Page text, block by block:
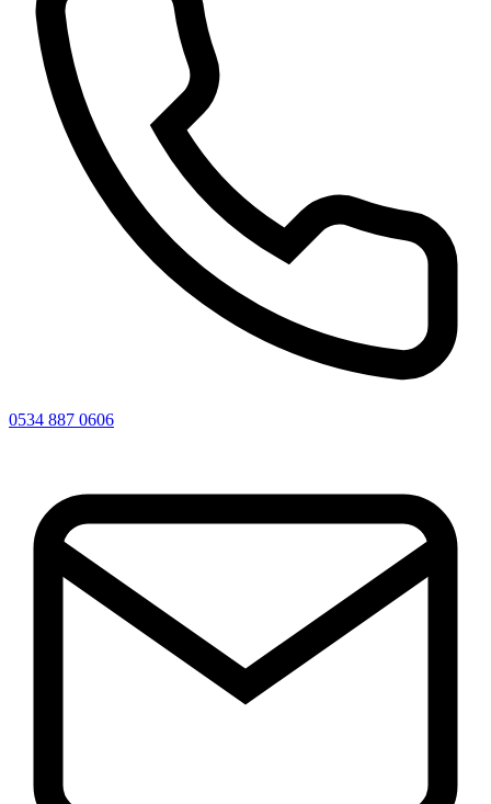
0534 887 0606